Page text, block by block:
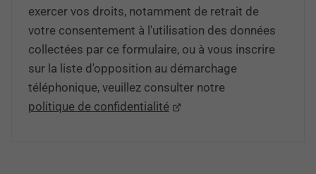
exercer vos droits, notamment de retrait de
votre consentement à l'utilisation des données
collectées par ce formulaire, ou à vous inscrire
sur la liste d'opposition au démarchage
téléphonique, veuillez consulter notre
politique de confidentialité